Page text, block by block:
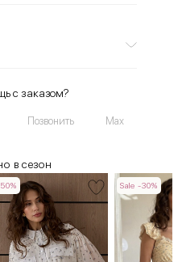
с заказом?
Позвонить Max
в сезон
Sale -30%